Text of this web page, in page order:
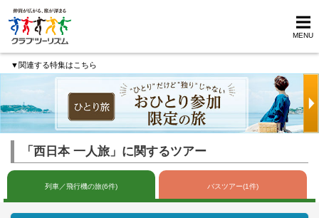
MENU
▼関連する特集はこちら
「西日本 一人旅」に関するツアー
列車／飛行機の旅(6件) バスツアー(1件)